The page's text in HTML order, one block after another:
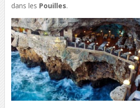
dans les Pouilles.